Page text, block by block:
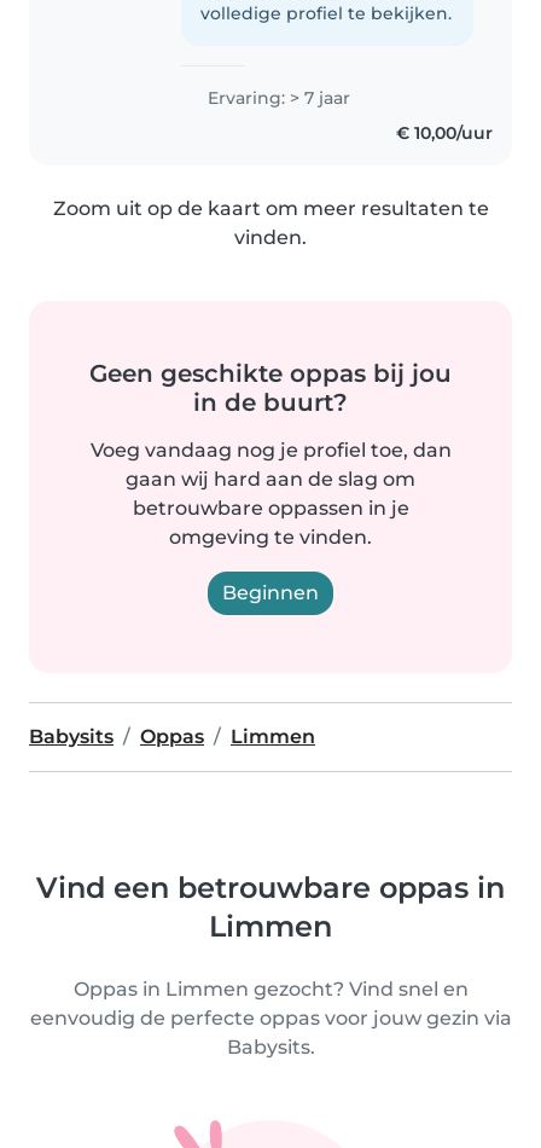
volledige profiel te bekijken.
Ervaring: > 7 jaar
€ 10,00/uur
Zoom uit op de kaart om meer resultaten te
vinden.
Geen geschikte oppas bij jou
in de buurt?
Voeg vandaag nog je profiel toe, dan
gaan wij hard aan de slag om
betrouwbare oppassen in je
omgeving te vinden.
Beginnen
Babysits Oppas Limmen
Vind een betrouwbare oppas in
Limmen
Oppas in Limmen gezocht? Vind snel en
eenvoudig de perfecte oppas voor jouw gezin via
Babysits.